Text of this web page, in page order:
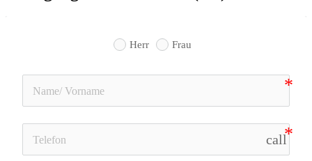
Herr Frau
call